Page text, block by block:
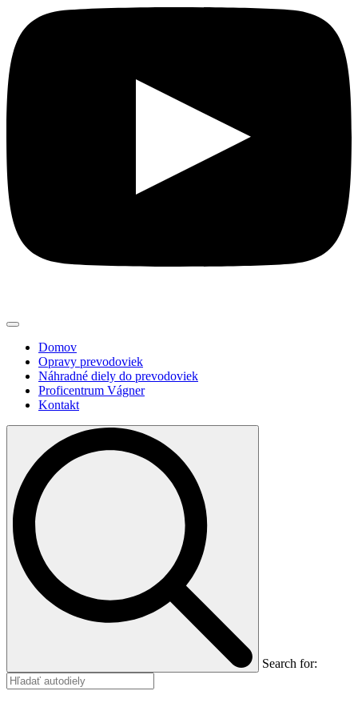
Domov
Opravy prevodoviek
Náhradné diely do prevodoviek
Proficentrum Vágner
Kontakt
Search for: